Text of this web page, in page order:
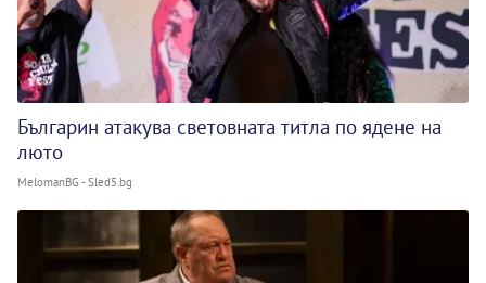
Българин атакува световната титла по ядене на
люто
MelomanBG - Sled5.bg